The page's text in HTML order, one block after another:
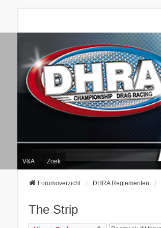
V&A Zoek
Forumoverzicht DHRA Reglementen
The Strip